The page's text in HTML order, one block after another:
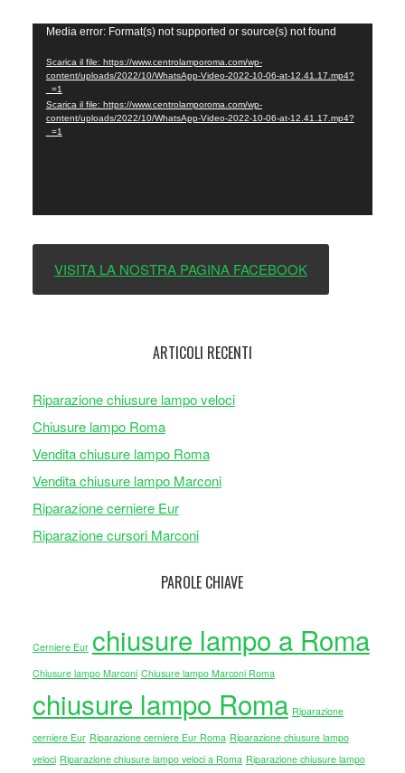
Video
Player
Media error: Format(s) not supported or source(s) not found
Scarica il file: https://www.centrolamporoma.com/wp-
content/uploads/2022/10/WhatsApp-Video-2022-10-06-at-12.41.17.mp4?
_=1
Scarica il file: https://www.centrolamporoma.com/wp-
content/uploads/2022/10/WhatsApp-Video-2022-10-06-at-12.41.17.mp4?
_=1
VISITA LA NOSTRA PAGINA FACEBOOK
ARTICOLI RECENTI
Riparazione chiusure lampo veloci
Chiusure lampo Roma
Vendita chiusure lampo Roma
Vendita chiusure lampo Marconi
Riparazione cerniere Eur
Riparazione cursori Marconi
PAROLE CHIAVE
Cerniere Eur chiusure lampo a Roma
Chiusure lampo Marconi Chiusure lampo Marconi Roma
chiusure lampo Roma Riparazione
cerniere Eur Riparazione cerniere Eur Roma Riparazione chiusure lampo
veloci Riparazione chiusure lampo veloci a Roma Riparazione chiusure lampo